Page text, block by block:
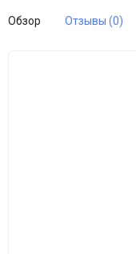
Обзор Отзывы (0)